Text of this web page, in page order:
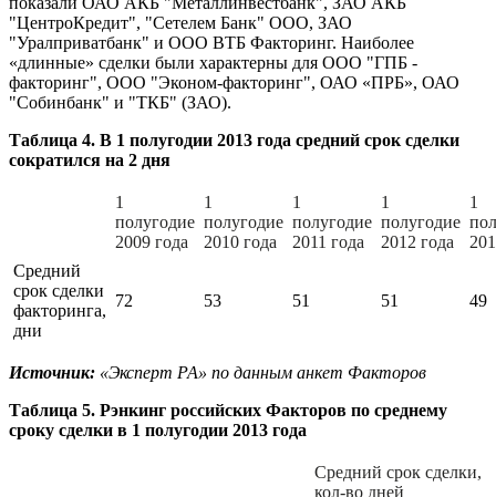
"ЦентроКредит", "Сетелем Банк" ООО, ЗАО
"Уралприватбанк" и ООО ВТБ Факторинг. Наиболее
«длинные» сделки были характерны для ООО "ГПБ -
факторинг", ООО "Эконом-факторинг", ОАО «ПРБ», ОАО
"Собинбанк" и "ТКБ" (ЗАО).
Таблица 4. В 1 полугодии 2013 года средний срок сделки
сократился на 2 дня
1
полугодие
2009 года
1
полугодие
2010 года
1
полугодие
2011 года
1
полугодие
2012 года
1
Средний
срок сделки
факторинга,
дни
72 53 51 51 49
Источник: «Эксперт РА» по данным анкет Факторов
Таблица 5. Рэнкинг российских Факторов по среднему
сроку сделки в 1 полугодии 2013 года
Cредний срок сделки,
кол-во дней